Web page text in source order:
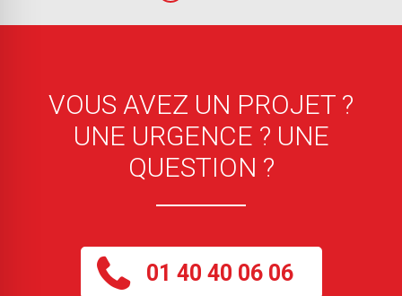
VOUS AVEZ UN PROJET ?
UNE URGENCE ? UNE
QUESTION ?
01 40 40 06 06